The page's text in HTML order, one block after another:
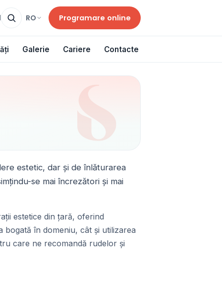
RO Programare online
Galerie Cariere Contacte
estetic, dar și de înlăturarea
se mai încrezători și mai
estetice din țară, oferind
în domeniu, cât și utilizarea
care ne recomandă rudelor și